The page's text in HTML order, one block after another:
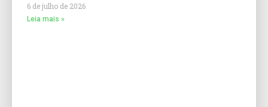
6 de julho de 2026
Leia mais »